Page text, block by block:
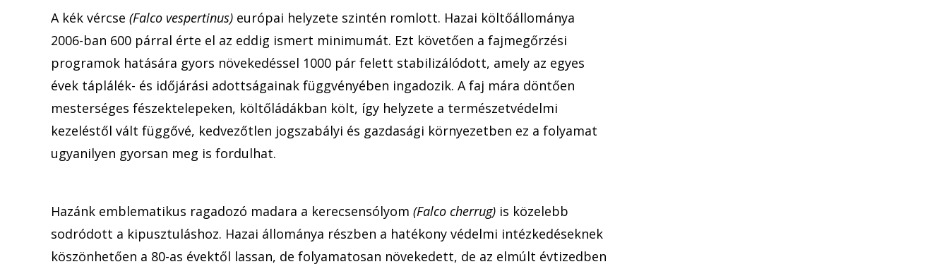
A kék vércse (Falco vespertinus) európai helyzete szintén romlott. Hazai költőállománya
2006-ban 600 párral érte el az eddig ismert minimumát. Ezt követően a fajmegőrzési
programok hatására gyors növekedéssel 1000 pár felett stabilizálódott, amely az egyes
évek táplálék- és időjárási adottságainak függvényében ingadozik. A faj mára döntően
mesterséges fészektelepeken, költőládákban költ, így helyzete a természetvédelmi
kezeléstől vált függővé, kedvezőtlen jogszabályi és gazdasági környezetben ez a folyamat
ugyanilyen gyorsan meg is fordulhat.
Hazánk emblematikus ragadozó madara a kerecsensólyom (Falco cherrug) is közelebb
sodródott a kipusztuláshoz. Hazai állománya részben a hatékony védelmi intézkedéseknek
köszönhetően a 80-as évektől lassan, de folyamatosan növekedett, de az elmúlt évtizedben